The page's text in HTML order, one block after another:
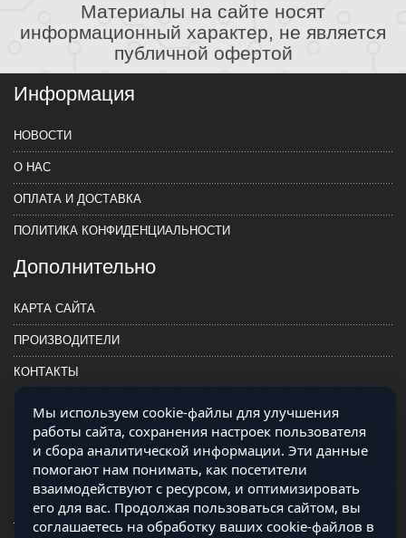
Материалы на сайте носят
информационный характер, не является
публичной офертой
Информация
НОВОСТИ
О НАС
ОПЛАТА И ДОСТАВКА
ПОЛИТИКА КОНФИДЕНЦИАЛЬНОСТИ
Дополнительно
КАРТА САЙТА
ПРОИЗВОДИТЕЛИ
КОНТАКТЫ
Мы используем cookie-файлы для улучшения
работы сайта, сохранения настроек пользователя
и сбора аналитической информации. Эти данные
помогают нам понимать, как посетители
взаимодействуют с ресурсом, и оптимизировать
его для вас. Продолжая пользоваться сайтом, вы
соглашаетесь на обработку ваших cookie-файлов в